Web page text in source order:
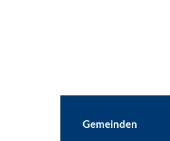
Gemeinden